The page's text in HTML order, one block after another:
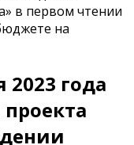
в первом чтении
на
года